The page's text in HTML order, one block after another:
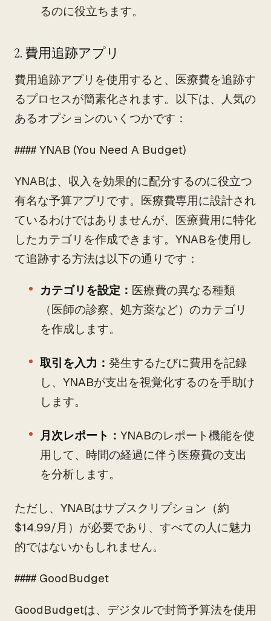
るのに役立ちます。
2. 費用追跡アプリ
費用追跡アプリを使用すると、医療費を追跡す
るプロセスが簡素化されます。以下は、人気の
あるオプションのいくつかです：
#### YNAB (You Need A Budget)
YNABは、収入を効果的に配分するのに役立つ
有名な予算アプリです。医療費専用に設計され
ているわけではありませんが、医療費用に特化
したカテゴリを作成できます。YNABを使用し
て追跡する方法は以下の通りです：
カテゴリを設定： 医療費の異なる種類
（医師の診察、処方薬など）のカテゴリ
を作成します。
取引を入力： 発生するたびに費用を記録
し、YNABが支出を視覚化するのを手助け
します。
月次レポート： YNABのレポート機能を使
用して、時間の経過に伴う医療費の支出
を分析します。
ただし、YNABはサブスクリプション（約
$14.99/月）が必要であり、すべての人に魅力
的ではないかもしれません。
#### GoodBudget
GoodBudgetは、デジタルで封筒予算法を使用